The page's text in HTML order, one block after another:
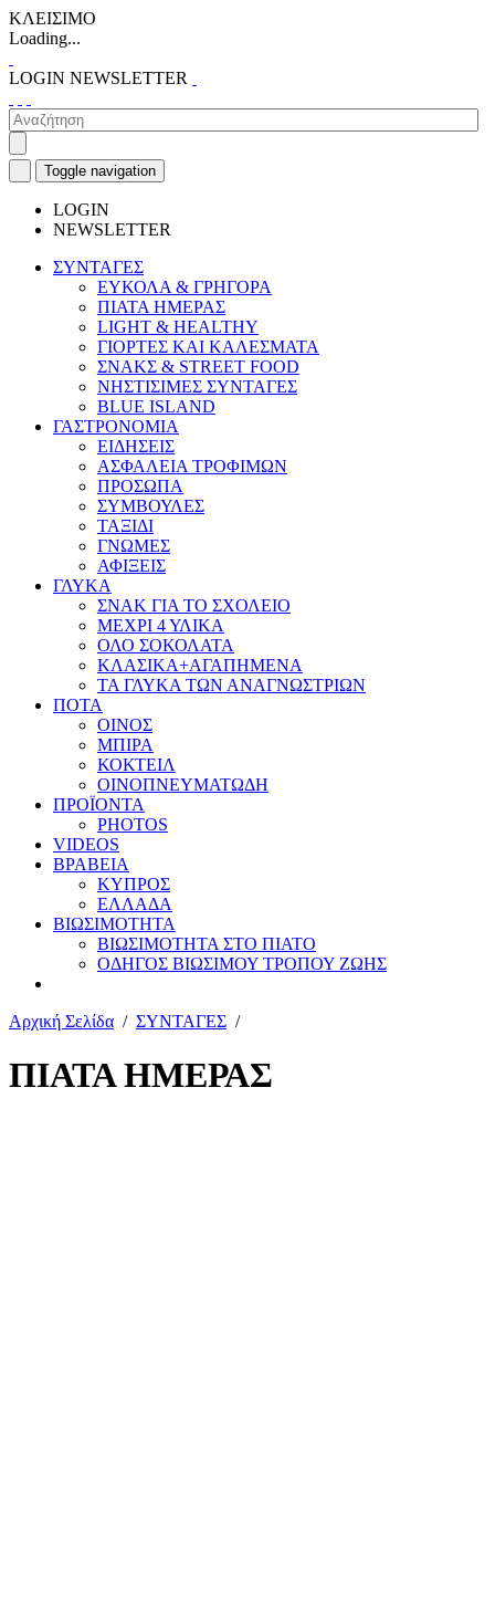
ΚΛΕΙΣΙΜΟ
Loading...
LOGIN NEWSLETTER
Toggle navigation
LOGIN
NEWSLETTER
ΣΥΝΤΑΓΕΣ
ΕΥΚΟΛΑ & ΓΡΗΓΟΡΑ
ΠΙΑΤΑ ΗΜΕΡΑΣ
LIGHT & HEALTHY
ΓΙΟΡΤΕΣ ΚΑΙ ΚΑΛΕΣΜΑΤΑ
ΣΝΑΚΣ & STREET FOOD
ΝΗΣΤΙΣΙΜΕΣ ΣΥΝΤΑΓΕΣ
BLUE ISLAND
ΓΑΣΤΡΟΝΟΜΙΑ
ΕΙΔΗΣΕΙΣ
ΑΣΦΑΛΕΙΑ ΤΡΟΦΙΜΩΝ
ΠΡΟΣΩΠΑ
ΣΥΜΒΟΥΛΕΣ
ΤΑΞΙΔΙ
ΓΝΩΜΕΣ
ΑΦΙΞΕΙΣ
ΓΛΥΚΑ
ΣΝΑΚ ΓΙΑ ΤΟ ΣΧΟΛΕΙΟ
ΜΕΧΡΙ 4 ΥΛΙΚΑ
ΟΛΟ ΣΟΚΟΛΑΤΑ
ΚΛΑΣΙΚΑ+ΑΓΑΠΗΜΕΝΑ
ΤΑ ΓΛΥΚΑ ΤΩΝ ΑΝΑΓΝΩΣΤΡΙΩΝ
ΠΟΤΑ
ΟΙΝΟΣ
ΜΠΙΡΑ
ΚΟΚΤΕΙΛ
ΟΙΝΟΠΝΕΥΜΑΤΩΔΗ
ΠΡΟΪΟΝΤΑ
PHOTOS
VIDEOS
ΒΡΑΒΕΙΑ
ΚΥΠΡΟΣ
ΕΛΛΑΔΑ
ΒΙΩΣΙΜΟΤΗΤΑ
ΒΙΩΣΙΜΟΤΗΤΑ ΣΤΟ ΠΙΑΤΟ
ΟΔΗΓΟΣ ΒΙΩΣΙΜΟΥ ΤΡΟΠΟΥ ΖΩΗΣ
Αρχική Σελίδα / ΣΥΝΤΑΓΕΣ /
ΠΙΑΤΑ ΗΜΕΡΑΣ